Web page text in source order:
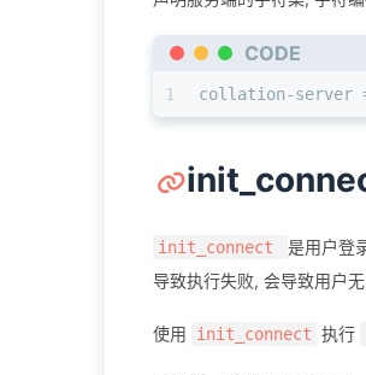
CODE
1 collation-server
init_connect 是用户登
导致执行失败, 会导致用户
使用 init_connect 执行